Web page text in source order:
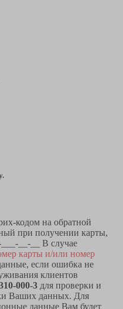
кодом на обратной
при получении карты,
__-__ В случае
карты и/или номер
если ошибка не
клиентов
000-3 для проверки и
Ваших данных. Для
данные Вам будет